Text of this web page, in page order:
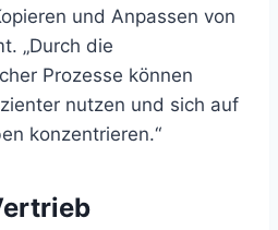
und Anpassen von
„Durch die
Prozesse können
nutzen und sich auf
konzentrieren.“